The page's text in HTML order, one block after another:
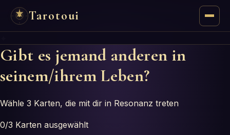
Tarotoui
Tarot
Chat
Tarot-Antworten
Orakel
Gibt es jemand anderen in
seinem/ihrem Leben?
Wähle 3 Karten, die mit dir in Resonanz treten
0/3 Karten ausgewählt